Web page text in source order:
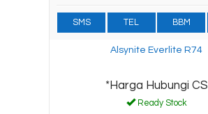
SMS TEL BBM
Alsynite Everlite R74
*Harga Hubungi CS
Ready Stock